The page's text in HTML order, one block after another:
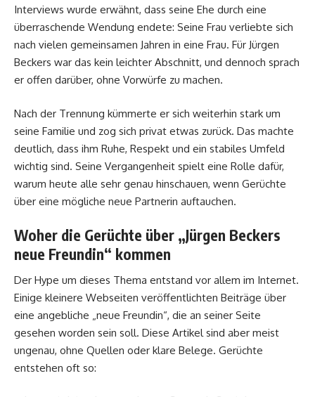
Interviews wurde erwähnt, dass seine Ehe durch eine
überraschende Wendung endete: Seine Frau verliebte sich
nach vielen gemeinsamen Jahren in eine Frau. Für Jürgen
Beckers war das kein leichter Abschnitt, und dennoch sprach
er offen darüber, ohne Vorwürfe zu machen.
Nach der Trennung kümmerte er sich weiterhin stark um
seine Familie und zog sich privat etwas zurück. Das machte
deutlich, dass ihm Ruhe, Respekt und ein stabiles Umfeld
wichtig sind. Seine Vergangenheit spielt eine Rolle dafür,
warum heute alle sehr genau hinschauen, wenn Gerüchte
über eine mögliche neue Partnerin auftauchen.
Woher die Gerüchte über „Jürgen Beckers
neue Freundin“ kommen
Der Hype um dieses Thema entstand vor allem im Internet.
Einige kleinere Webseiten veröffentlichten Beiträge über
eine angebliche „neue Freundin“, die an seiner Seite
gesehen worden sein soll. Diese Artikel sind aber meist
ungenau, ohne Quellen oder klare Belege. Gerüchte
entstehen oft so: